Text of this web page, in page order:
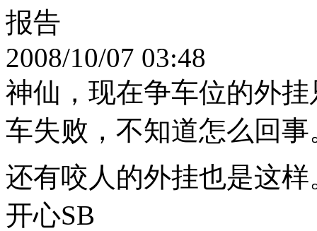
报告
2008/10/07 03:48
神仙，现在争车位的外
车失败，不知道怎么回事
还有咬人的外挂也是这样
开心SB